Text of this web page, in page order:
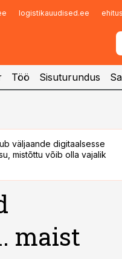
logistikauudised.ee
Töö Sisuturundus
väljaande digitaalsesse
mistõttu võib olla vajalik
maist